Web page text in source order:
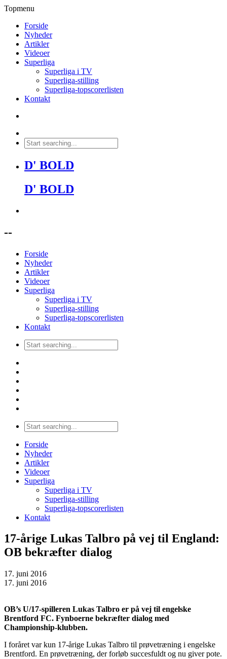
Topmenu
Forside
Nyheder
Artikler
Videoer
Superliga
Superliga i TV
Superliga-stilling
Superliga-topscorerlisten
Kontakt
D' BOLD
D' BOLD
--
Forside
Nyheder
Artikler
Videoer
Superliga
Superliga i TV
Superliga-stilling
Superliga-topscorerlisten
Kontakt
Forside
Nyheder
Artikler
Videoer
Superliga
Superliga i TV
Superliga-stilling
Superliga-topscorerlisten
Kontakt
17-årige Lukas Talbro på vej til England:
OB bekræfter dialog
17. juni 2016
17. juni 2016
OB’s U/17-spilleren Lukas Talbro er på vej til engelske
Brentford FC. Fynboerne bekræfter dialog med
Championship-klubben.
I foråret var kun 17-årige Lukas Talbro til prøvetræning i engelske
Brentford. En prøvetræning, der forløb succesfuldt og nu giver pote.